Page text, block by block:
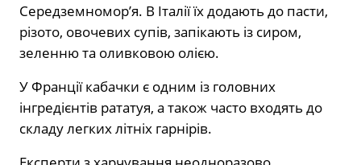
Середземномор’я. В Італії їх додають до пасти,
різото, овочевих супів, запікають із сиром,
зеленню та оливковою олією.
У Франції кабачки є одним із головних
інгредієнтів рататуя, а також часто входять до
складу легких літніх гарнірів.